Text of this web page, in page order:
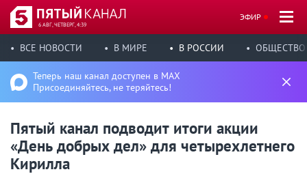
6 АВГ, ЧЕТВЕРГ, 4:39
ЭФИР
ВСЕ НОВОСТИ В МИРЕ В РОССИИ ОБЩЕСТВО
Теперь наш канал доступен в MAX
Присоединяйтесь, не теряйтесь!
Пятый канал подводит итоги акции
«День добрых дел» для четырехлетнего
Кирилла